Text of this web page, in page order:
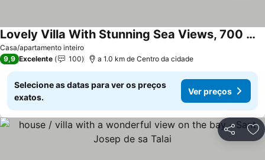
Casa/apartamento inteiro
Lovely Villa With Stunning Sea Views, 700 Meters From The Cala Vadella Beach
9,9 Excelente 100 a 1.0 km de Centro da cidade
Selecione as datas para ver os preços
exatos.
Ver preços
Partilhar